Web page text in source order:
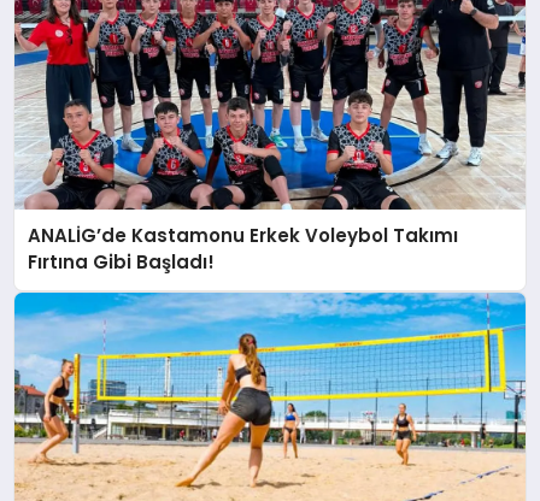
ANALİG’de Kastamonu Erkek Voleybol Takımı
Fırtına Gibi Başladı!